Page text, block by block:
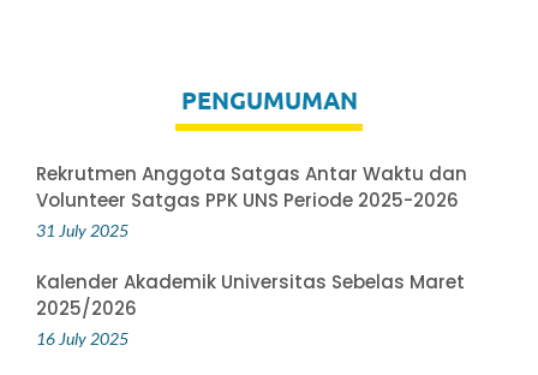
PENGUMUMAN
Rekrutmen Anggota Satgas Antar Waktu dan
Volunteer Satgas PPK UNS Periode 2025-2026
31 July 2025
Kalender Akademik Universitas Sebelas Maret
2025/2026
16 July 2025